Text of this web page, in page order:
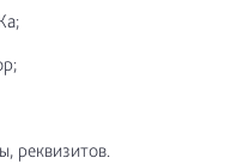
реквизитов.